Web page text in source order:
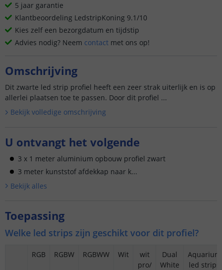
5 jaar garantie
Klantbeoordeling LedstripKoning 9.1/10
Kies zelf een bezorgdatum en tijdstip
Advies nodig? Neem contact met ons op!
Omschrijving
Dit zwarte led strip profiel heeft een zeer strak uiterlijk en is op
allerlei plaatsen toe te passen. Door dit profiel ...
Bekijk volledige omschrijving
U ontvangt het volgende
3 x 1 meter aluminium opbouw profiel zwart
3 meter kunststof afdekkap naar k...
Bekijk alles
Toepassing
Welke led strips zijn geschikt voor dit profiel?
RGB RGBW RGBWW Wit
wit
pro/
Dual
White
Aquarium
led strips